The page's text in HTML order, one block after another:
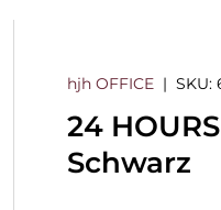
hjh OFFICE |SKU:
24
Schwarz